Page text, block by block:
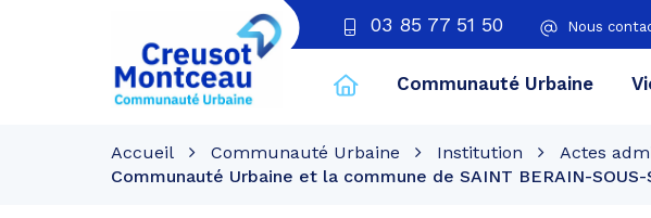
03 85 77 51 50 Nous
Creusot
Montceau
Communauté Urbaine
Accueil Communauté Urbaine Institution Actes
Communauté Urbaine et la commune de SAINT BERAIN-